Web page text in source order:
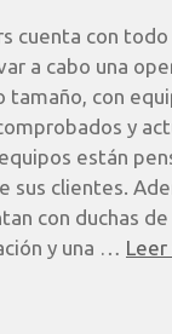
cuenta con
a cabo una
tamaño, con
y
están
sus clientes.
con duchas
y una … Leer